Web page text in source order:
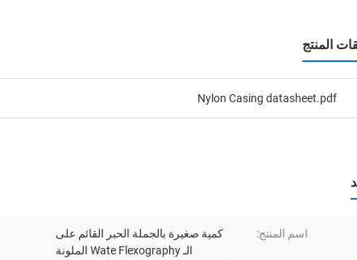
المنتج
Nylon Casing datasheet.pdf
اسم المنتج:
كمية صغيرة بالجملة الحبر القائم على
الـ Wate Flexography الملونة